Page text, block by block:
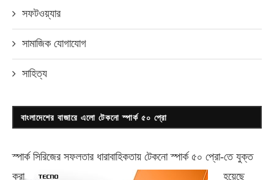
সফটওয়্যার
সামাজিক যোগাযোগ
সাহিত্য
বাংলাদেশের বাজারে এলো টেকনো স্পার্ক ৫০ প্রো
স্পার্ক সিরিজের সফলতার ধারাবাহিকতায় টেকনোস্পার্ক ৫০ প্রো-তে যুক্ত
করা
হয়েছে